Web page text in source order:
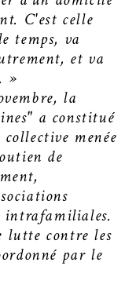
C'est celle
temps, va
et va
»
la
a constitué
menée
de
intrafamiliales.
lutte contre les
par le